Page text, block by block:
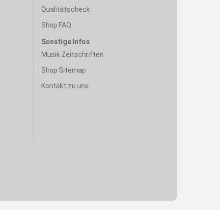
Qualitätscheck
Shop FAQ
Sonstige Infos
Musik Zeitschriften
Shop Sitemap
Kontakt zu uns